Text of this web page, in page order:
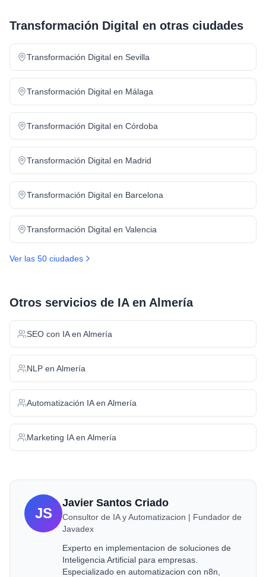
Transformación Digital en otras ciudades
Transformación Digital en Sevilla
Transformación Digital en Málaga
Transformación Digital en Córdoba
Transformación Digital en Madrid
Transformación Digital en Barcelona
Transformación Digital en Valencia
Ver las 50 ciudades
Otros servicios de IA en Almería
SEO con IAen Almería
NLP en Almería
Automatización IAen Almería
Marketing IAen Almería
JS
Javier Santos Criado
Consultor de IA y Automatizacion | Fundador de
Javadex
Experto en implementacion de soluciones de
Inteligencia Artificial para empresas.
Especializado en automatizacion con n8n,